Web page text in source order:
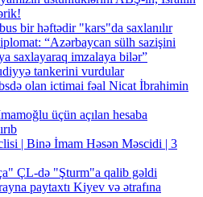
bir həftədir "kars"da saxlanılır
“Azərbaycan sülh sazişini
saxlayaraq imzalaya bilər”
tankerini vurdular
olan ictimai fəal Nicat İbrahimin
üçün açılan hesaba
| Binə İmam Həsən Məscidi | 3
ÇL-də "Şturm"a qalib gəldi
paytaxtı Kiyev və ətrafına